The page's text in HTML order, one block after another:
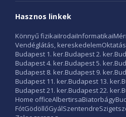
Hasznos linkek
Könnyű fizikaiIrodaiInformatikai
Vendéglátás, kereskedelem
Budapest 1. ker.Budapest 2. ker.
Budapest 4. ker.Budapest 5. ker.
Budapest 8. ker.Budapest 9. ker.
Budapest 11. ker.Budapest 13. ker.
Budapest 21. ker.Budapest 22. ker.
Home officeAlbertirsaBiatorbágy
FótGödöllőGyálSzentendre